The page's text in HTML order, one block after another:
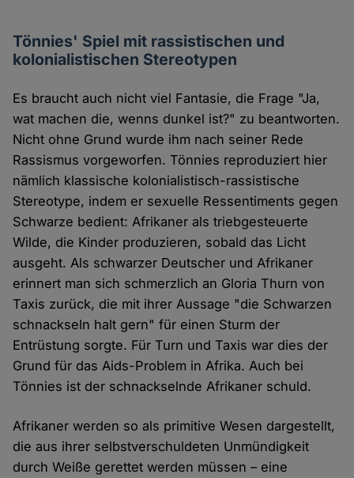
Tönnies' Spiel mit rassistischen und
kolonialistischen Stereotypen
Es braucht auch nicht viel Fantasie, die Frage "Ja,
wat machen die, wenns dunkel ist?" zu beantworten.
Nicht ohne Grund wurde ihm nach seiner Rede
Rassismus vorgeworfen. Tönnies reproduziert hier
nämlich klassische kolonialistisch-rassistische
Stereotype, indem er sexuelle Ressentiments gegen
Schwarze bedient: Afrikaner als triebgesteuerte
Wilde, die Kinder produzieren, sobald das Licht
ausgeht. Als schwarzer Deutscher und Afrikaner
erinnert man sich schmerzlich an Gloria Thurn von
Taxis zurück, die mit ihrer Aussage "die Schwarzen
schnackseln halt gern" für einen Sturm der
Entrüstung sorgte. Für Turn und Taxis war dies der
Grund für das Aids-Problem in Afrika. Auch bei
Tönnies ist der schnackselnde Afrikaner schuld.
Afrikaner werden so als primitive Wesen dargestellt,
die aus ihrer selbstverschuldeten Unmündigkeit
durch Weiße gerettet werden müssen – eine